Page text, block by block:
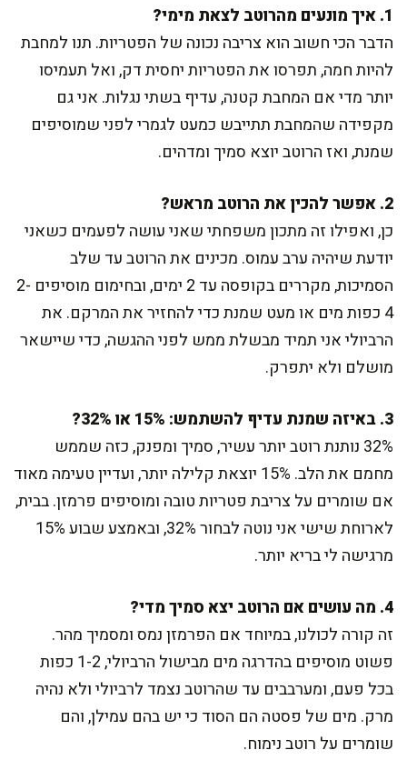
1. איך מונעים מהרוטב לצאת מימי?
הדבר הכי חשוב הוא צריבה נכונה של הפטריות. תנו למחבת
להיות חמה, תפרסו את הפטריות יחסית דק, ואל תעמיסו
יותר מדי אם המחבת קטנה, עדיף בשתי נגלות. אני גם
מקפידה שהמחבת תתייבש כמעט לגמרי לפני שמוסיפים
שמנת, ואז הרוטב יוצא סמיך ומדהים.
2. אפשר להכין את הרוטב מראש?
כן, ואפילו זה מתכון משפחתי שאני עושה לפעמים כשאני
יודעת שיהיה ערב עמוס. מכינים את הרוטב עד שלב
הסמיכות, מקררים בקופסה עד 2 ימים, ובחימום מוסיפים 2-
4 כפות מים או מעט שמנת כדי להחזיר את המרקם. את
הרביולי אני תמיד מבשלת ממש לפני ההגשה, כדי שיישאר
מושלם ולא יתפרק.
3. באיזה שמנת עדיף להשתמש: 15% או 32%?
32% נותנת רוטב יותר עשיר, סמיך ומפנק, כזה שממש
מחמם את הלב. 15% יוצאת קלילה יותר, ועדיין טעימה מאוד
אם שומרים על צריבת פטריות טובה ומוסיפים פרמזן. בבית,
לארוחת שישי אני נוטה לבחור 32%, ובאמצע שבוע 15%
מרגישה לי בריא יותר.
4. מה עושים אם הרוטב יצא סמיך מדי?
זה קורה לכולנו, במיוחד אם הפרמזן נמס ומסמיך מהר.
פשוט מוסיפים בהדרגה מים מבישול הרביולי, 1-2 כפות
בכל פעם, ומערבבים עד שהרוטב נצמד לרביולי ולא נהיה
מרק. מים של פסטה הם הסוד כי יש בהם עמילן, והם
שומרים על רוטב נימוח.